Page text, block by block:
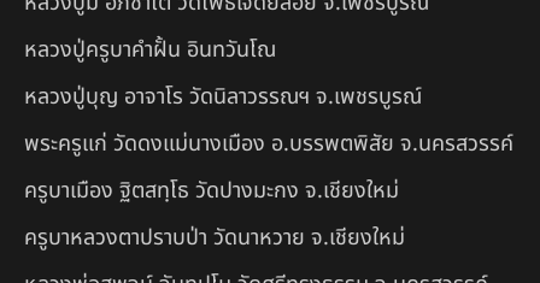
หลวงปู่ครูบาคำฝั้น อินทวันโณ
หลวงปู่บุญ อาจาโร วัดนิลาวรรณฯ จ.เพชรบูรณ์
พระครูแก่ วัดดงแม่นางเมือง อ.บรรพตพิสัย จ.นครสวรรค์
ครูบาเมือง ฐิตสทฺโธ วัดปางมะกง จ.เชียงใหม่
ครูบาหลวงตาปราบป่า วัดนาหวาย จ.เชียงใหม่